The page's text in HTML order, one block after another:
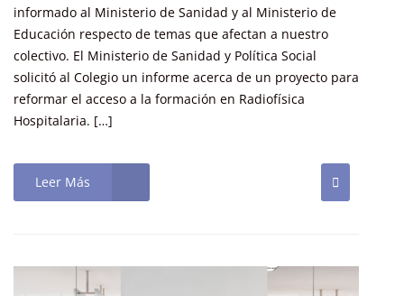
informado al Ministerio de Sanidad y al Ministerio de
Educación respecto de temas que afectan a nuestro
colectivo. El Ministerio de Sanidad y Política Social
solicitó al Colegio un informe acerca de un proyecto para
reformar el acceso a la formación en Radiofísica
Hospitalaria. […]
Leer Más